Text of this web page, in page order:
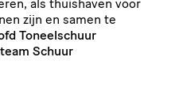
als thuishaven voor
zijn en samen te
Toneel­schuur
Schuur